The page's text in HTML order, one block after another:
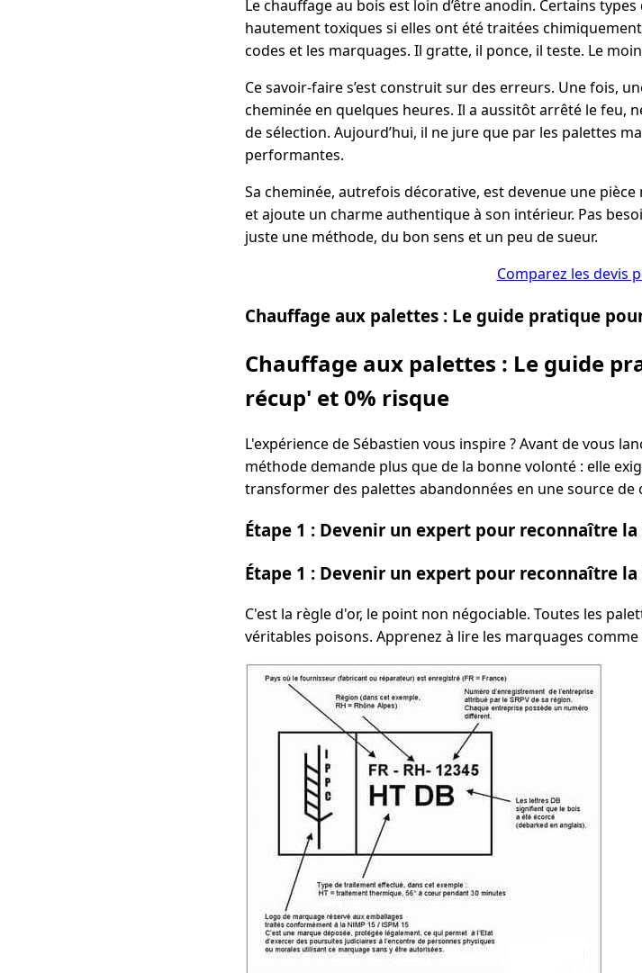
Le chauffage au bois est loin d’être anodin. Certains
hautement toxiques si elles ont été traitées
codes et les marquages. Il gratte, il ponce, il teste. Le
Ce savoir-faire s’est construit sur des erreurs. Une fois,
cheminée en quelques heures. Il a aussitôt arrêté le feu,
de sélection. Aujourd’hui, il ne jure que par les palettes
performantes.
Sa cheminée, autrefois décorative, est devenue une
et ajoute un charme authentique à son intérieur. Pas
juste une méthode, du bon sens et un peu de sueur.
Comparez les devis
Chauffage aux palettes : Le guide pratique
Chauffage aux palettes : Le guide
récup' et 0% risque
L'expérience de Sébastien vous inspire ? Avant de vous
méthode demande plus que de la bonne volonté : elle
transformer des palettes abandonnées en une source de
Étape 1 : Devenir un expert pour reconnaître
Étape 1 : Devenir un expert pour reconnaître
C'est la règle d'or, le point non négociable. Toutes les
véritables poisons. Apprenez à lire les marquages